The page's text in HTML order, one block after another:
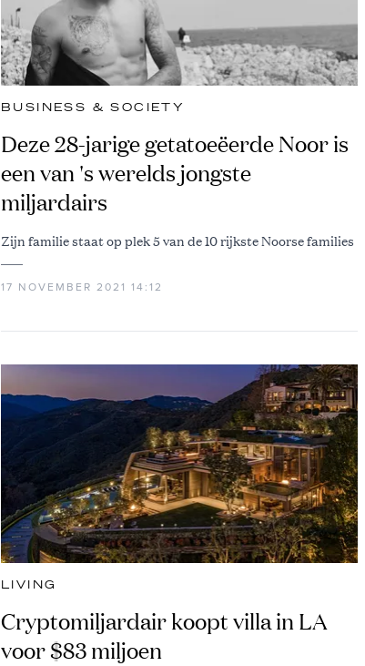
BUSINESS & SOCIETY
Deze 28-jarige getatoeëerde Noor is
een van 's werelds jongste
miljardairs
Zijn familie staat op plek 5 van de 10 rijkste Noorse families
17 NOVEMBER 2021 14:12
LIVING
Cryptomiljardair koopt villa in LA
voor $83 miljoen